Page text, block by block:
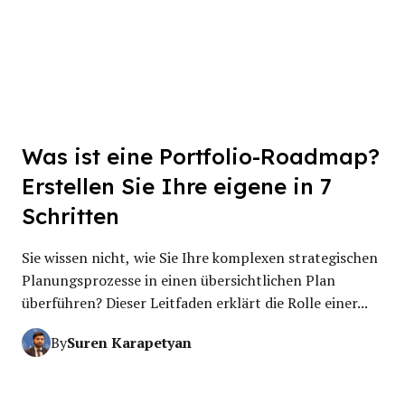
Was ist eine Portfolio-Roadmap?
Erstellen Sie Ihre eigene in 7
Schritten
Sie wissen nicht, wie Sie Ihre komplexen strategischen
Planungsprozesse in einen übersichtlichen Plan
überführen? Dieser Leitfaden erklärt die Rolle einer...
BySuren Karapetyan